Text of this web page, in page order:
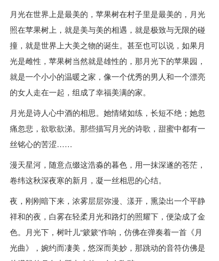
月光在世界上是最美的，苹果树在村子里是最美的，月光
照在苹果树上，就是美与美的相遇，就是极致与无限的碰
撞，就是世界上大美之物的诞生。甚至也可以说，如果月
光是雌性，苹果树当然就是雄性的，那月光下的苹果园，
就是一个小小的温暖之家，像一个优秀的男人和一个漂亮
的女人走在一起，组成了幸福美满的家。
月光是诗人心中酒的相思。她情绪如练，长短不绝；她忽
痛忽悲，欲歌欲涕。那些描写月光的诗歌，甜蜜中都有一
丝铭心的苦涩……
漫天星河，随意点缀这浩淼的暮色，用一抹深遂的苍茫，
卷纬这秋深夜寒的新月，凝一丝相思的心结。
夜，刚刚暗下来，浓雾层层弥漫、漾开，熏染出一个平静
祥和的夜，白雾在轻柔月光和路灯的照耀下，便染成了金
色。月光下，树叶儿“簌簌”作响，仿佛在弹奏着一首《月
光曲》，婉约而凄美，悠深而美妙，那跳动的音符仿佛是